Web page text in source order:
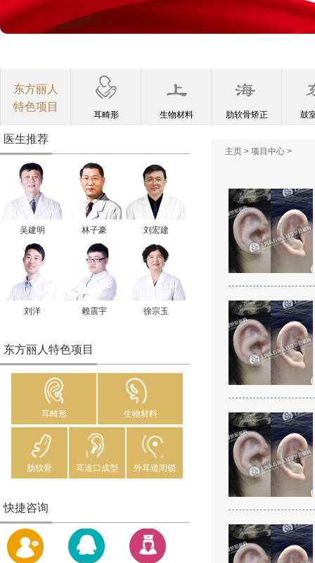
东方丽人
特色项目
耳畸形 生物材料 肋软骨矫正 鼓
医生推荐
吴建明 林子豪 刘宏建
刘洋 赖震宇 徐宗玉
东方丽人特色项目
耳畸形 生物材料
肋软骨 耳道口成型 外耳道闭锁
快捷咨询
主页 > 项目中心 >